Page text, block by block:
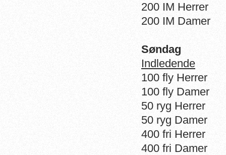
200 IM Herrer
200 IM Damer
Søndag
Indledende
100 fly Herrer
100 fly Damer
50 ryg Herrer
50 ryg Damer
400 fri Herrer
400 fri Damer